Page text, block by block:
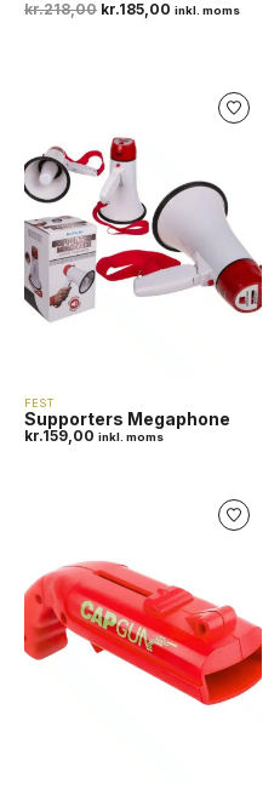
kr.218,00 kr.185,00 inkl. moms
FEST
Supporters Megaphone
kr.159,00 inkl. moms